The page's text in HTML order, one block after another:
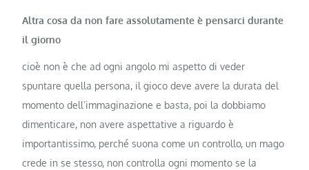
Altra cosa da non fare assolutamente è pensarci durante
il giorno
cioè non è che ad ogni angolo mi aspetto di veder
spuntare quella persona, il gioco deve avere la durata del
momento dell’immaginazione e basta, poi la dobbiamo
dimenticare, non avere aspettative a riguardo è
importantissimo, perché suona come un controllo, un mago
crede in se stesso, non controlla ogni momento se la